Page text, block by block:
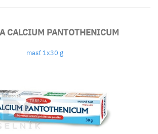
CALCIUM PANTOTHENICUM
masť 1x30 g